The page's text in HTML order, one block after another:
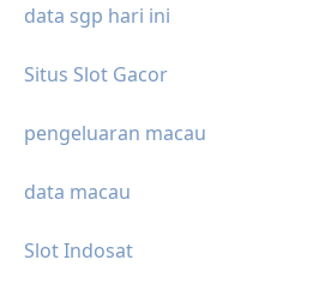
data sgp hari ini
Situs Slot Gacor
pengeluaran macau
data macau
Slot Indosat